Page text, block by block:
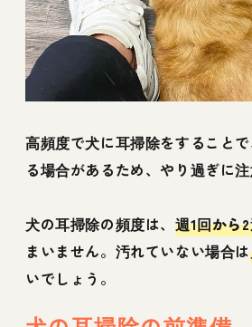
高頻度で犬に耳掃除をすること
る場合があるため、やり過ぎに注
犬の耳掃除の頻度は、 週1回から
まいません。汚れていない場合は
いでしょう。